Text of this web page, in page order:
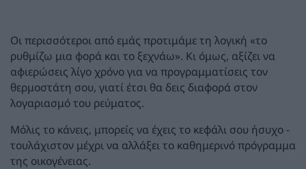
Οι περισσότεροι από εμάς προτιμάμε τη λογική «το
ρυθμίζω μια φορά και το ξεχνάω». Κι όμως, αξίζει να
αφιερώσεις λίγο χρόνο για να προγραμματίσεις τον
θερμοστάτη σου, γιατί έτσι θα δεις διαφορά στον
λογαριασμό του ρεύματος.
Μόλις το κάνεις, μπορείς να έχεις το κεφάλι σου ήσυχο -
τουλάχιστον μέχρι να αλλάξει το καθημερινό πρόγραμμα
της οικογένειας.